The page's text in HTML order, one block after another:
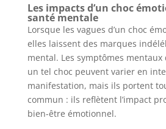
Les impacts d’un choc
santé mentale
Lorsque les vagues d’un choc
elles laissent des marques
mental. Les symptômes
un tel choc peuvent varier en
manifestation, mais ils portent
commun : ils reflètent l’impact
bien-être émotionnel.